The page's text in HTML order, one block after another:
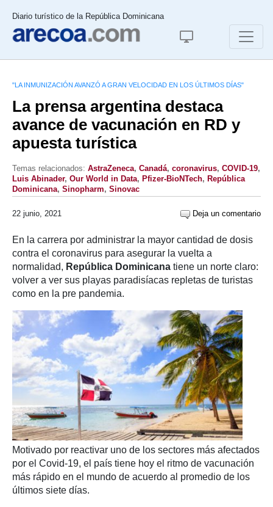
Diario turístico de la República Dominicana
"LA INMUNIZACIÓN AVANZÓ A GRAN VELOCIDAD EN LOS ÚLTIMOS DÍAS"
La prensa argentina destaca
avance de vacunación en RD y
apuesta turística
Temas relacionados: AstraZeneca, Canadá, coronavirus, COVID-19,
Luis Abinader, Our World in Data, Pfizer-BioNTech, República
Dominicana, Sinopharm, Sinovac
22 junio, 2021 Deja un comentario
En la carrera por administrar la mayor cantidad de dosis
contra el coronavirus para asegurar la vuelta a
normalidad, República Dominicana tiene un norte claro:
volver a ver sus playas paradisíacas repletas de turistas
como en la pre pandemia.
Motivado por reactivar uno de los sectores más afectados
por el Covid-19, el país tiene hoy el ritmo de vacunación
más rápido en el mundo de acuerdo al promedio de los
últimos siete días.